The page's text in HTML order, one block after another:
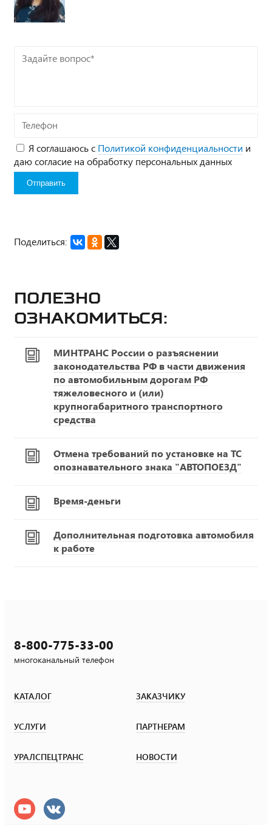
Задайте
вопрос*
Телефон
Я соглашаюсь с Политикой конфиденциальности и
даю согласие на обработку персональных данных
Поделиться:
Полезно
ознакомиться:
МИНТРАНС России о разъяснении
законодательства РФ в части движения
по автомобильным дорогам РФ
тяжеловесного и (или)
крупногабаритного транспортного
средства
Отмена требований по установке на ТС
опознавательного знака "АВТОПОЕЗД"
Время-деньги
Дополнительная подготовка автомобиля
к работе
8-800-775-33-00
многоканальный телефон
КАТАЛОГ ЗАКАЗЧИКУ
УСЛУГИ ПАРТНЕРАМ
УРАЛСПЕЦТРАНС НОВОСТИ